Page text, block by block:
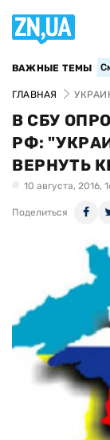
ВАЖНЫЕ ТЕМЫ
ГЛАВНАЯ
В СБУ
РФ:
ВЕРНУТЬ
10 августа, 2016,
Поделиться